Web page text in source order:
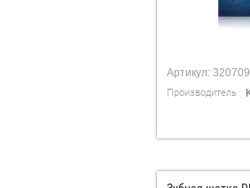
Артикул:320709
Производитель